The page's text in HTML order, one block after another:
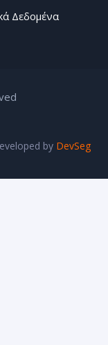
Δεδομένα
by DevSeg